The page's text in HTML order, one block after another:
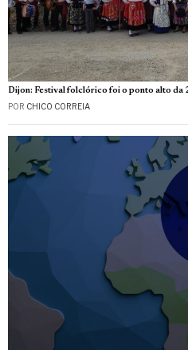
Dijon: Festival folclórico foi o ponto alto da
POR CHICO CORREIA